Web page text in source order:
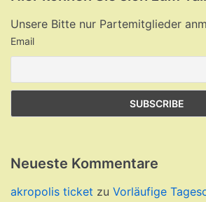
Unsere Bitte nur Partemitglieder
Email
Neueste Kommentare
akropolis ticket zu Vorläufige